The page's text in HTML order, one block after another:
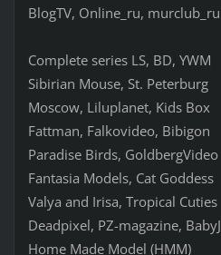
BlogTV, Online_ru, murclub_ru
Complete series LS, BD, YWM
Sibirian Mouse, St. Peterburg
Moscow, Liluplanet, Kids Box
Fattman, Falkovideo, Bibigon
Paradise Birds, GoldbergVideo
Fantasia Models, Cat Goddess
Valya and Irisa, Tropical Cuties
Deadpixel, PZ-magazine, BabyJ
Home Made Model (HMM)